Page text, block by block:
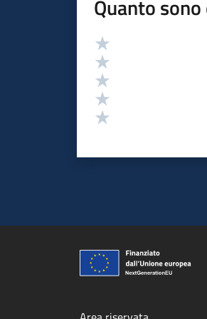
Quanto
Valutazione